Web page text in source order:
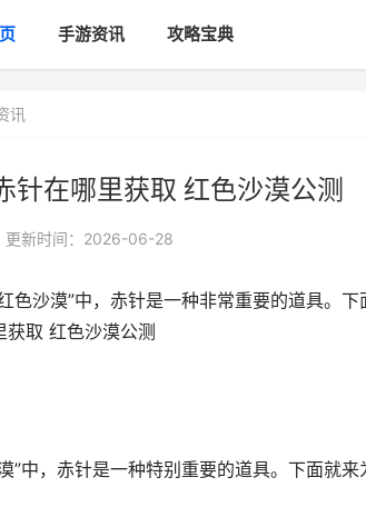
手游资讯 攻略宝典
讯
针在哪里获取 红色沙漠公测
更新时间：2026-06-28
色沙漠”中，赤针是一种非常重要的道具。
获取 红色沙漠公测
”中，赤针是一种特别重要的道具。下面就